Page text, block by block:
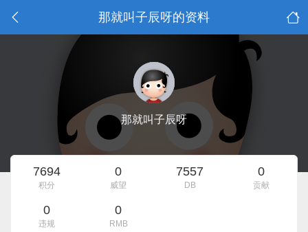
那就叫子辰呀的资料
那就叫子辰呀
7694
积分
0
威望
7557
DB
0
贡献
0
违规
0
RMB